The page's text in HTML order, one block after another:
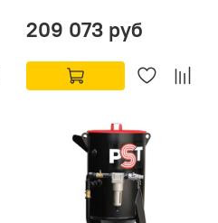
209 073 руб